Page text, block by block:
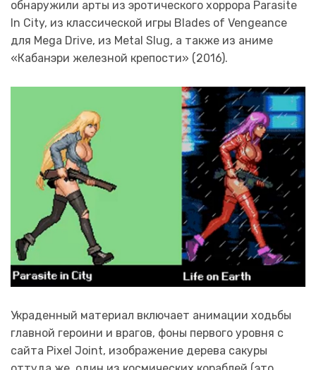
обнаружили арты из эротического хоррора Parasite
In City, из классической игры Blades of Vengeance
для Mega Drive, из Metal Slug, а также из аниме
«Кабанэри железной крепости» (2016).
Украденный материал включает анимации ходьбы
главной героини и врагов, фоны первого уровня с
сайта Pixel Joint, изображение дерева сакуры